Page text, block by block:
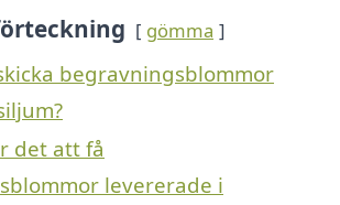
gömma
begravningsblommor
det att få
levererade i